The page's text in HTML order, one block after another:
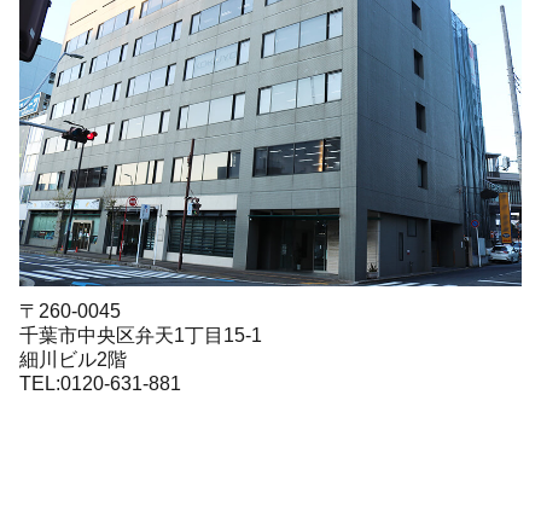
〒260-0045
千葉市中央区弁天1丁目15-1
細川ビル2階
TEL:0120-631-881